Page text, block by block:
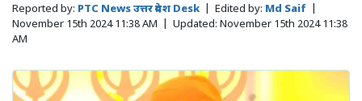
Reported by: PTC News उत्तर प्रदेश Desk Edited by: Md Saif
November 15th 2024 11:38 AM
Updated: November 15th 2024 11:38
AM